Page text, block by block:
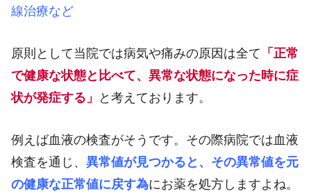
線治療など
原則として当院では病気や痛みの原因は全て 「正常
で健康な状態と比べて、異常な状態になった時に症
状が発症する」
と考えております。
例えば血液の検査がそうです。その際病院では血液
検査を通じ、 異常値が見つかると、その異常値を元
の健康な正常値に戻す為にお薬を処方しますよね。